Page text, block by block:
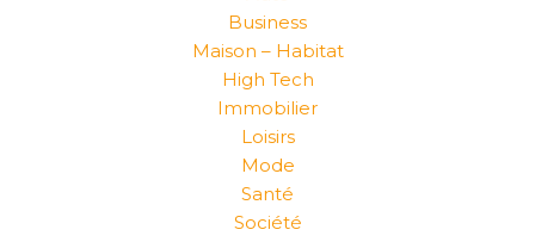
Business
Maison – Habitat
High Tech
Immobilier
Loisirs
Mode
Santé
Société